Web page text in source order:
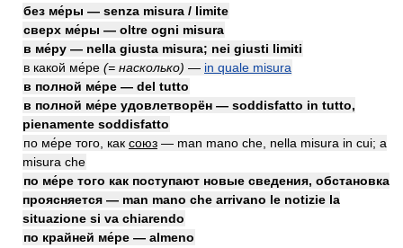
без ме́ры — senza misura / limite
сверх ме́ры — oltre ogni misura
в ме́ру — nella giusta misura; nei giusti limiti
в какой ме́ре (= насколько) — in quale misura
в полной ме́ре — del tutto
в полной ме́ре удовлетворён — soddisfatto in tutto,
pienamente soddisfatto
по ме́ре того, как союз — man mano che, nella misura in cui; a
misura che
по ме́ре того как поступают новые сведения, обстановка
проясняется — man mano che arrivano le notizie la
situazione si va chiarendo
по крайней ме́ре — almeno